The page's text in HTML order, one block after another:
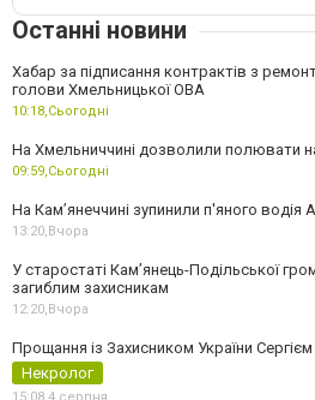
Останні новини
Хабар за підписання контрактів з
голови Хмельницької ОВА
10:18,Сьогодні
На Хмельниччині дозволили полювати
09:59,Сьогодні
На Камʼянеччині зупинили п'яного водія
13:20,Вчора
У старостаті Кам’янець-Подільської
загиблим захисникам
12:20,Вчора
Прощання із Захисником України
Некролог
15:08,4 серпня